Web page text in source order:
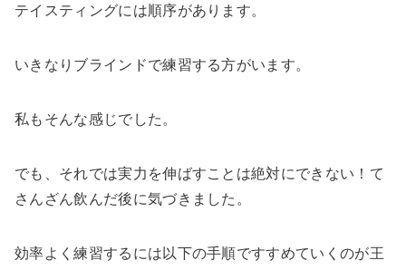
テイスティングには順序があります。
いきなりブラインドで練習する方がいます。
私もそんな感じでした。
でも、それでは実力を伸ばすことは絶対にできない！て
さんざん飲んだ後に気づきました。
効率よく練習するには以下の手順ですすめていくのが王